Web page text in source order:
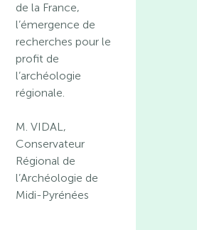
de la France,
l’émergence de
recherches pour le
profit de
l’archéologie
régionale.
M. VIDAL,
Conservateur
Régional de
l’Archéologie de
Midi-Pyrénées